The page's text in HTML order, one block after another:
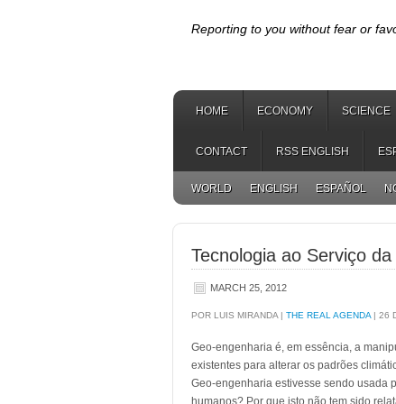
Reporting to you without fear or
HOME ECONOMY SCIENCE
CONTACT RSS ENGLISH
WORLD ENGLISH ESPAÑOL
Tecnologia ao Serviço
MARCH 25, 2012
POR LUIS MIRANDA | THE REAL AGENDA | 26
Geo-engenharia é, em essência, a
existentes para alterar os padrões
Geo-engenharia estivesse sendo usada
humanos? Por que isto não tem sido